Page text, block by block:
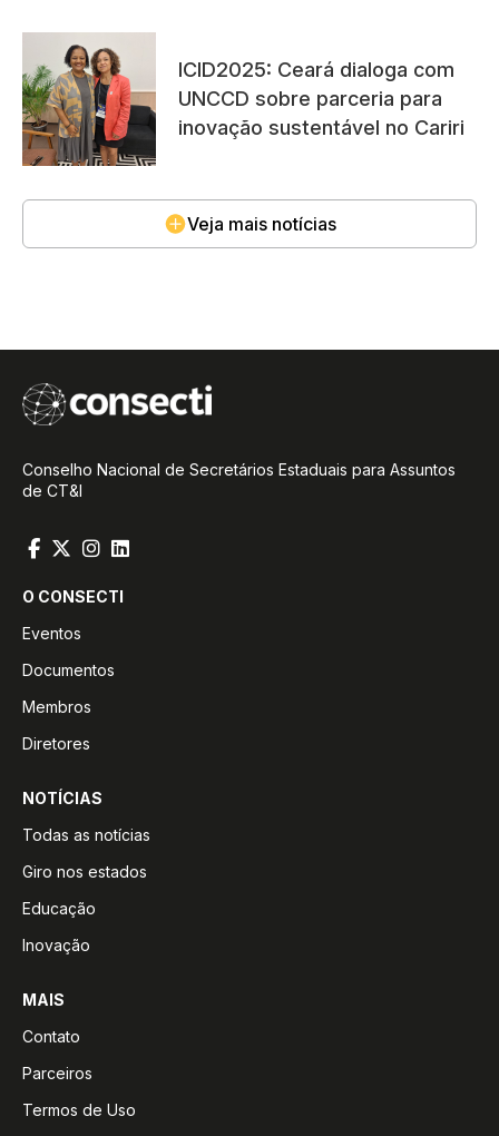
ICID2025: Ceará dialoga com
UNCCD sobre parceria para
inovação sustentável no Cariri
Veja mais notícias
Conselho Nacional de Secretários Estaduais para Assuntos
de CT&I
O CONSECTI
Eventos
Documentos
Membros
Diretores
NOTÍCIAS
Todas as notícias
Giro nos estados
Educação
Inovação
MAIS
Contato
Parceiros
Termos de Uso